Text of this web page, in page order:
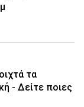
τα
- Δείτε ποιες